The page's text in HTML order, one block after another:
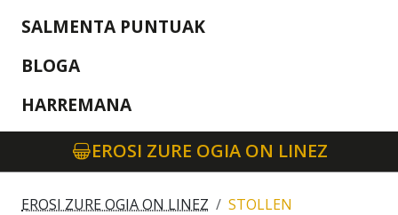
SALMENTA PUNTUAK
BLOGA
HARREMANA
EROSI ZURE OGIA ON LINEZ
EROSI ZURE OGIA ON LINEZ STOLLEN